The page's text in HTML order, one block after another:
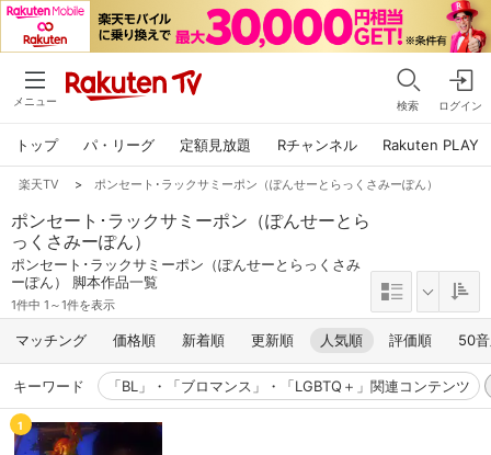
メニュー 検索 ログイン
トップ パ・リーグ 定額見放題 Rチャンネル Rakuten PLAY
楽天TV > ポンセート･ラックサミーポン（ぽんせーとらっくさみーぽん）
ポンセート･ラックサミーポン（ぽんせーとら
っくさみーぽん）
ポンセート･ラックサミーポン（ぽんせーとらっくさみ
ーぽん） 脚本作品一覧
1件中 1～1件を表示
マッチング 価格順 新着順 更新順 人気順 評価順 50
キーワード 「BL」・「ブロマンス」・「LGBTQ＋」関連コンテンツ
1